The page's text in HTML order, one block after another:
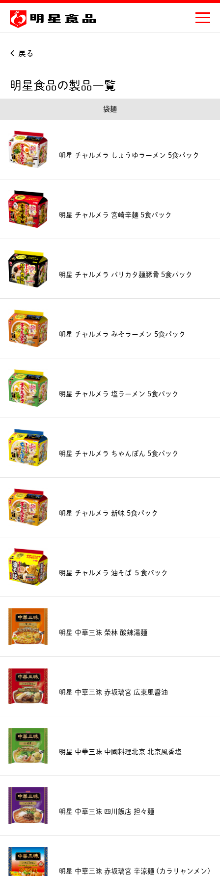
戻る
明星食品の製品一覧
袋麺
明星 チャルメラ しょうゆラーメン 5食パック
明星 チャルメラ 宮崎辛麺 5食パック
明星 チャルメラ バリカタ麺豚骨 5食パック
明星 チャルメラ みそラーメン 5食パック
明星 チャルメラ 塩ラーメン 5食パック
明星 チャルメラ ちゃんぽん 5食パック
明星 チャルメラ 新味 5食パック
明星 チャルメラ 油そば ５食パック
明星 中華三昧 榮林 酸辣湯麺
明星 中華三昧 赤坂璃宮 広東風醤油
明星 中華三昧 中國料理北京 北京風香塩
明星 中華三昧 四川飯店 担々麺
明星 中華三昧 赤坂璃宮 辛涼麺 (カラリャンメン)